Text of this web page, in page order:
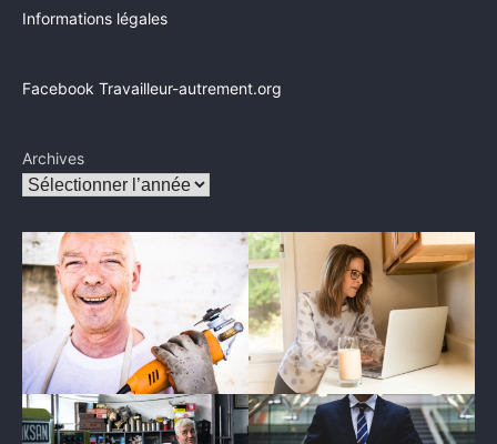
Informations légales
Facebook Travailleur-autrement.org
Archives